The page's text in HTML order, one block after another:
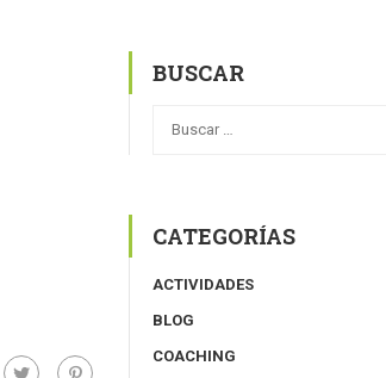
BUSCAR
CATEGORÍAS
ACTIVIDADES
BLOG
COACHING